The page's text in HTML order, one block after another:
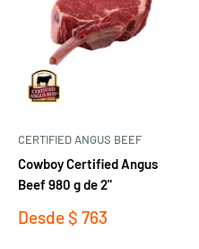
CERTIFIED ANGUS BEEF
Cowboy Certified Angus
Beef 980 g de 2"
Precio
Desde $ 763